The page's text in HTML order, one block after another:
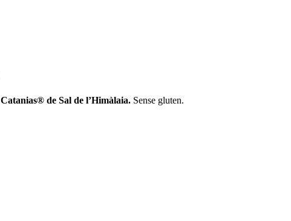
Catanias® de Sal de l’Himàlaia. Sense gluten.